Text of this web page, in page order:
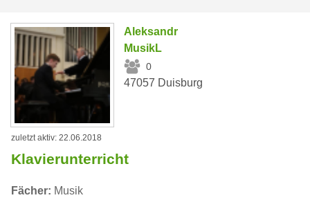
Aleksandr
MusikL
0
47057 Duisburg
zuletzt aktiv: 22.06.2018
Klavierunterricht
Fächer: Musik